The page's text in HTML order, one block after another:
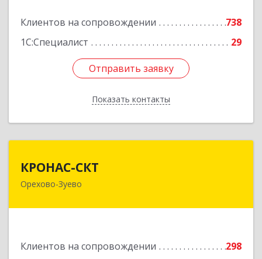
Клиентов на сопровождении
738
1С:Специалист
29
Отправить заявку
Показать контакты
Подробнее
Отправить заявку
Назад
КРОНАС-СКТ
Орехово-Зуево
Клиентов на сопровождении
298
142600, Московская обл, Орехово-Зуево г,